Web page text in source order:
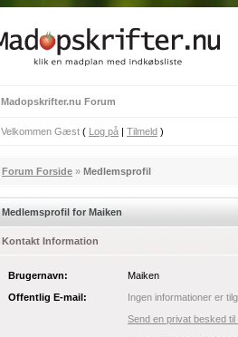
Madopskrifter.nu Forum
Velkommen Gæst ( Log på | Tilmeld )
Forum Forside » Medlemsprofil
Medlemsprofil for Maiken
Kontakt Information
Brugernavn:
Maiken
Offentlig E-mail:
Ingen informationer er
Send en privat besked til